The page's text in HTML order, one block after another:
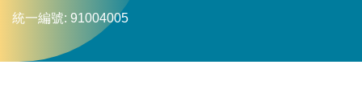
統一編號: 91004005